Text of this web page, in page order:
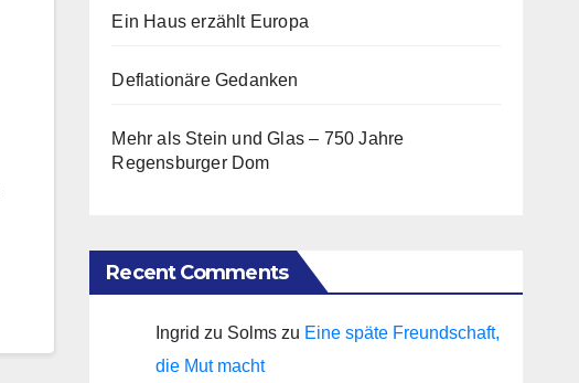
Ein Haus erzählt Europa
Deflationäre Gedanken
Mehr als Stein und Glas – 750 Jahre
Regensburger Dom
Recent Comments
Ingrid zu Solms zu Eine späte Freundschaft,
die Mut macht